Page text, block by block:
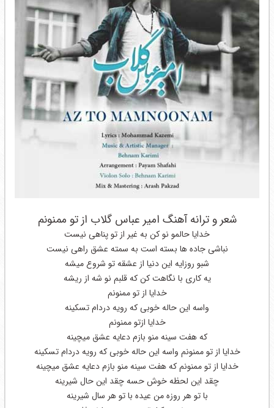
شعر و ترانه آهنگ امیر عباس گلاب از تو ممنونم
خدایا حالمو نو کن به غیر از تو پناهی نیست
نباشی جاده ها بسته است به سمته عشق راهی نیست
شبو روزایه این دنیا از عشقه تو شروع میشه
یه کاری با نگاهت کن که قلبم نو شه از ریشه
خدایا از تو ممنونم
واسه این حاله خوبی که رویه دردام تسکینه
خدایا ازتو ممنونم
که هفت سینه منو بازم دعایه عشق میچینه
خدایا از تو ممنونم واسه این حاله خوبی که رویه دردام تسکینه
خدایا از تو ممنونم که هفت سینه منو بازم دعایه عشق میچینه
چقد این لحظه خوش حسه چقد این حال شیرینه
با تو هر روزه من عیده با تو هر سال شیرینه